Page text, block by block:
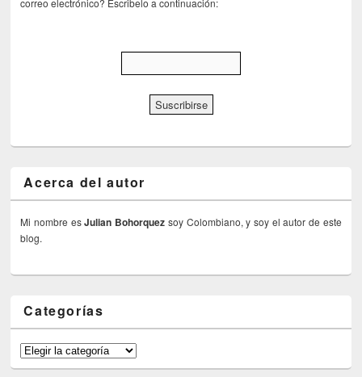
correo electrónico? Escribelo a continuación:
Acerca del autor
Mi nombre esJulian Bohorquez soy Colombiano, y soy el autor de este
blog.
Categorías
Categorías